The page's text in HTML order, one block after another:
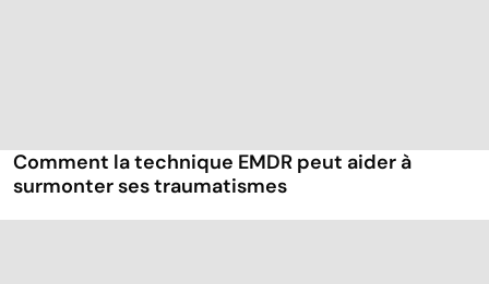
Comment la technique EMDR peut aider à
surmonter ses traumatismes